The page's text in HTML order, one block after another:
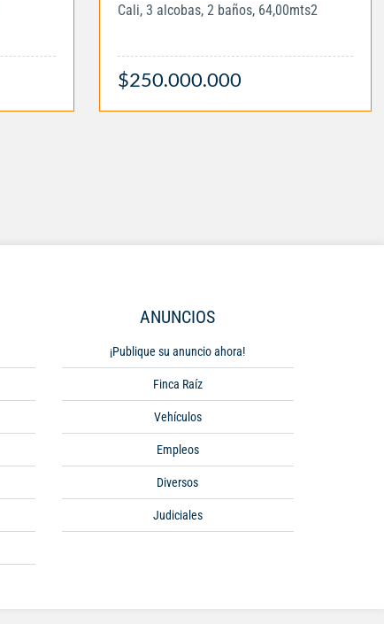
Cali, 3 alcobas, 2 baños, 64,00mts2
$250.000.000
ANUNCIOS
¡Publique su anuncio ahora!
Finca Raíz
Vehículos
Empleos
Diversos
Judiciales